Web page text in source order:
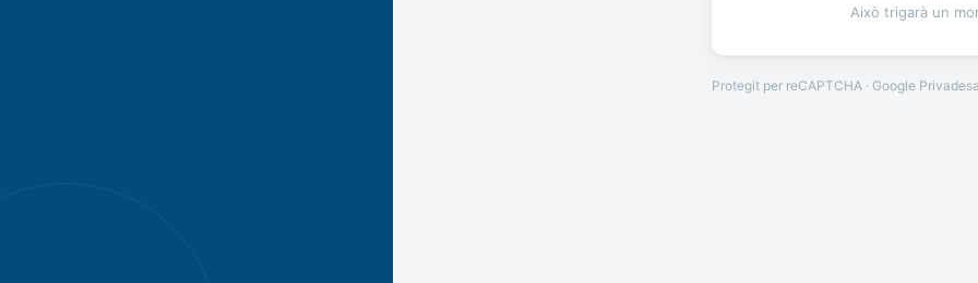
Això trigarà un
Protegit per reCAPTCHA · Google Privadesa